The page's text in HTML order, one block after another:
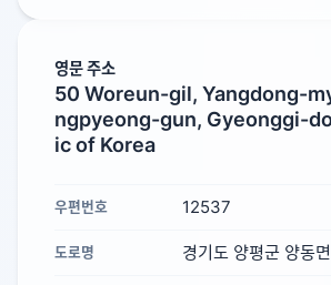
영문 주소
50 Woreun-gil, Yangdong-
ngpyeong-gun, Gyeonggi-
ic of Korea
우편번호 12537
도로명 경기도 양평군 양동